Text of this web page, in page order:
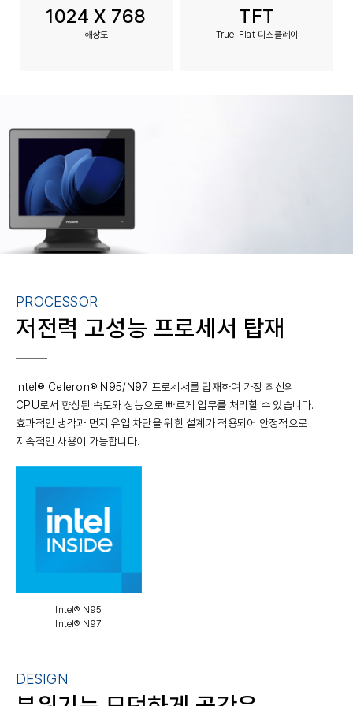
1024 X 768
해상도
TFT
True-Flat 디스플레이
PROCESSOR
저전력 고성능 프로세서 탑재
Intel® Celeron® N95/N97 프로세서를 탑재하여 가장 최신의
CPU로서 향상된 속도와 성능으로 빠르게 업무를 처리할 수 있습니다.
효과적인 냉각과 먼지 유입 차단을 위한 설계가 적용되어 안정적으로
지속적인 사용이 가능합니다.
Intel® N95
Intel® N97
DESIGN